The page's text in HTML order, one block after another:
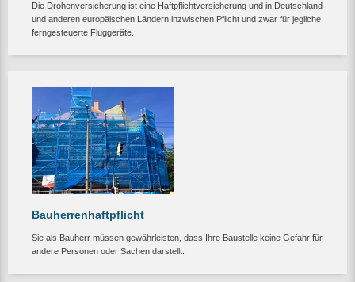
Die Drohenversicherung ist eine Haftpflichtversicherung und in Deutschland
und anderen europäischen Ländern inzwischen Pflicht und zwar für jegliche
ferngesteuerte Fluggeräte.
Bauherrenhaftpflicht
Sie als Bauherr müssen gewährleisten, dass Ihre Baustelle keine Gefahr für
andere Personen oder Sachen darstellt.